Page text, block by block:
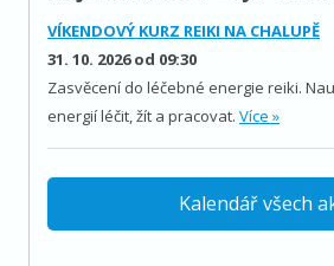
VÍKENDOVÝ KURZ REIKI NA CHALUPĚ
31. 10. 2026 od 09:30
Zasvěcení do léčebné energie reiki.
energií léčit, žít a pracovat. Více »
Kalendář všech